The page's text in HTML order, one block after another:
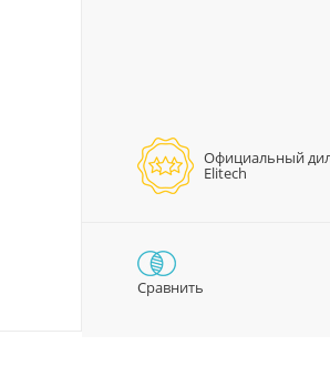
Официальный
Elitech
Сравнить